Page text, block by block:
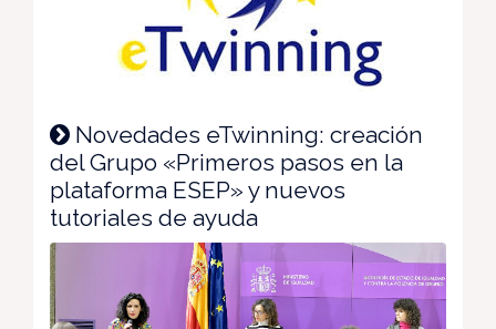
Novedades eTwinning: creación
del Grupo «Primeros pasos en la
plataforma ESEP» y nuevos
tutoriales de ayuda